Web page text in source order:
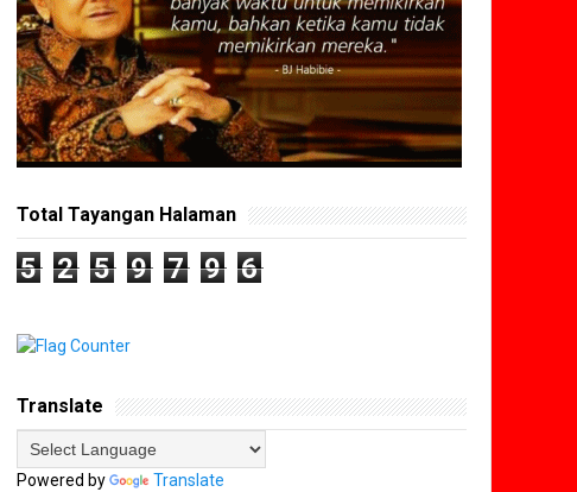
Total Tayangan Halaman
5 2 5 9 7 9 6
Translate
Powered by Translate